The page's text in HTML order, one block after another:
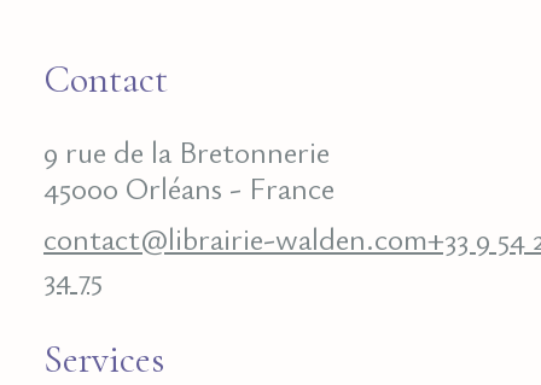
Contact
9 rue de la Bretonnerie
45000 Orléans - France
contact@librairie-walden.com+33 9 54
34 75
Services